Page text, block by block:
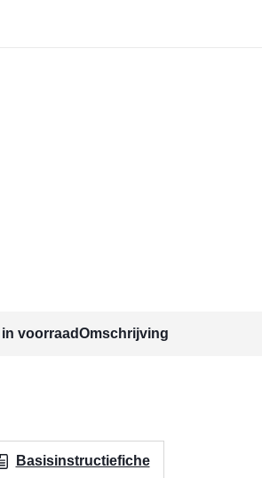
voorraadOmschrijving
Basisinstructiefiche